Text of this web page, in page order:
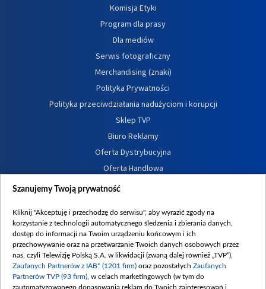
Komisja Etyki
Program dla prasy
Dla mediów
Serwis fotograficzny
Merchandising (znaki)
Polityka Prywatności
Polityka przeciwdziałania nadużyciom i korupcji
Sklep TVP
Biuro Reklamy
Oferta Dystrybucyjna
Oferta Handlowa
Dostępność
Procedura zgłoszeń wewnętrznych
Szanujemy Twoją prywatność
Kliknij "Akceptuję i przechodzę do serwisu", aby wyrazić zgody na
korzystanie z technologii automatycznego śledzenia i zbierania danych,
dostęp do informacji na Twoim urządzeniu końcowym i ich
przechowywanie oraz na przetwarzanie Twoich danych osobowych przez
nas, czyli Telewizję Polską S.A. w likwidacji (zwaną dalej również „TVP”),
Zaufanych Partnerów z IAB* (1201 firm) oraz pozostałych Zaufanych
Partnerów TVP (93 firm) , w celach marketingowych (w tym do
zautomatyzowanego dopasowania reklam do Twoich zainteresowań i